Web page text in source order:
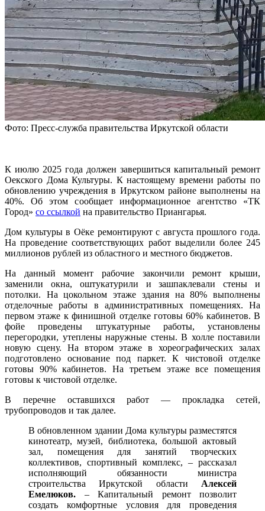
Фото: Пресс-служба правительства Иркутской области
К июлю 2025 года должен завершиться капитальный ремонт
Оекского Дома Культуры. К настоящему времени работы по
обновлению учреждения в Иркутском районе выполнены на
40%. Об этом сообщает информационное агентство «ТК
Город» со ссылкой на правительство Приангарья.
Дом культуры в Оёке ремонтируют с августа прошлого года.
На проведение соответствующих работ выделили более 245
миллионов рублей из областного и местного бюджетов.
На данный момент рабочие закончили ремонт крыши,
заменили окна, оштукатурили и зашпаклевали стены и
потолки. На цокольном этаже здания на 80% выполнены
отделочные работы в административных помещениях. На
первом этаже к финишной отделке готовы 60% кабинетов. В
фойе проведены штукатурные работы, установлены
перегородки, утеплены наружные стены. В холле поставили
новую сцену. На втором этаже в хореографических залах
подготовлено основание под паркет. К чистовой отделке
готовы 90% кабинетов. На третьем этаже все помещения
готовы к чистовой отделке.
В перечне оставшихся работ — прокладка сетей,
трубопроводов и так далее.
В обновленном здании Дома культуры разместятся
кинотеатр, музей, библиотека, большой актовый
зал, помещения для занятий творческих
коллективов, спортивный комплекс, – рассказал
исполняющий обязанности министра
строительства Иркутской области Алексей
Емелюков. – Капитальный ремонт позволит
создать комфортные условия для проведения